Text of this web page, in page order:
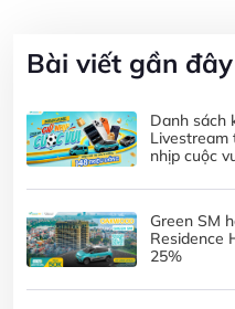
Bài viết gần đây
Danh sách
Livestream
nhịp cuộc
Green SM
Residence
25%